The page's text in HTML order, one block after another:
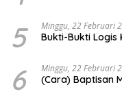
5 Minggu, 22 Februari
Bukti-Bukti Logis
6 Minggu, 22 Februari
(Cara) Baptisan